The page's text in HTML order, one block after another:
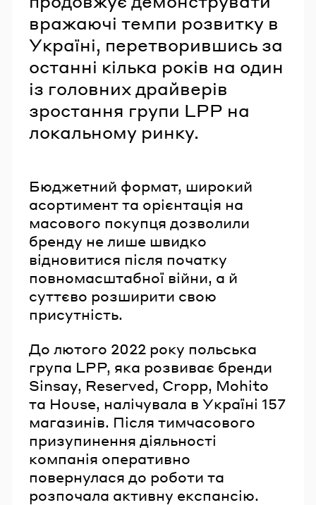
вражаючі темпи розвитку в
Україні, перетворившись за
останні кілька років на один
із головних драйверів
зростання групи LPP на
локальному ринку.
Бюджетний формат, широкий
асортимент та орієнтація на
масового покупця дозволили
бренду не лише швидко
відновитися після початку
повномасштабної війни, а й
суттєво розширити свою
присутність.
До лютого 2022 року польська
група LPP, яка розвиває бренди
Sinsay, Reserved, Cropp, Mohito
та House, налічувала в Україні 157
магазинів. Після тимчасового
призупинення діяльності
компанія оперативно
повернулася до роботи та
розпочала активну експансію.